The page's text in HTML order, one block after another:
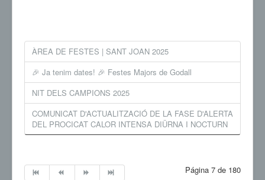
ÀREA DE FESTES | SANT JOAN 2025
🎉 Ja tenim dates! 🎉 Festes Majors de Godall
NIT DELS CAMPIONS 2025
COMUNICAT D'ACTUALITZACIÓ DE LA FASE D'ALERTA
DEL PROCICAT CALOR INTENSA DIÜRNA I NOCTURN
Página 7 de 180